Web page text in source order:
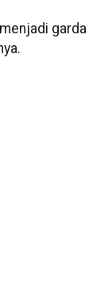
garda